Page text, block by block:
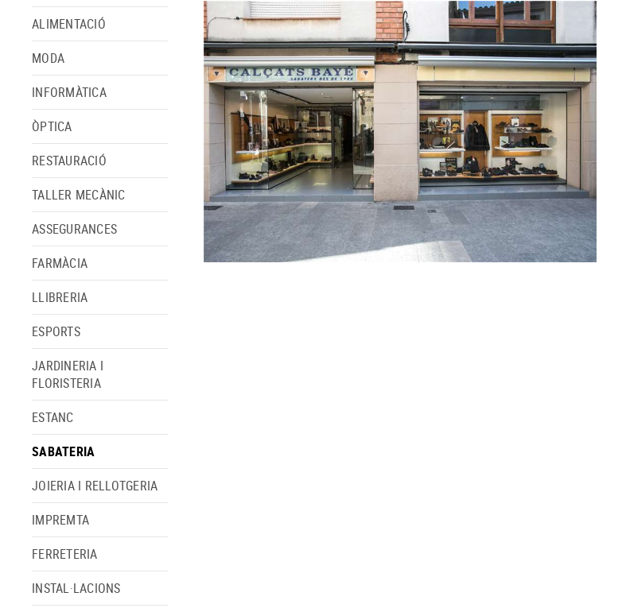
ALIMENTACIÓ
MODA
INFORMÀTICA
ÒPTICA
RESTAURACIÓ
TALLER MECÀNIC
ASSEGURANCES
FARMÀCIA
LLIBRERIA
ESPORTS
JARDINERIA I
FLORISTERIA
ESTANC
SABATERIA
JOIERIA I RELLOTGERIA
IMPREMTA
FERRETERIA
INSTAL·LACIONS